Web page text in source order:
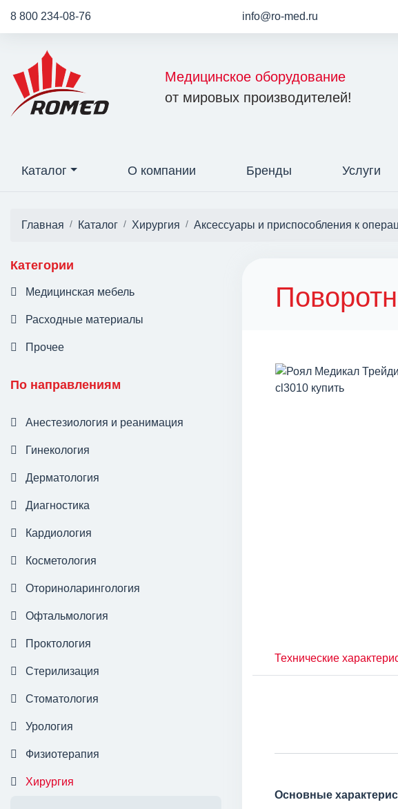
8 800 234-08-76 info@ro-med.ru
Медицинское оборудование
от мировых производителей!
Каталог О компании Бренды Услуги
Главная Каталог Хирургия Аксессуары и приспособления к
Категории
Медицинская мебель
Расходные материалы
Прочее
По направлениям
Анестезиология и реанимация
Гинекология
Дерматология
Диагностика
Кардиология
Косметология
Оториноларингология
Офтальмология
Проктология
Стерилизация
Стоматология
Урология
Физиотерапия
Хирургия
Технические
Основные